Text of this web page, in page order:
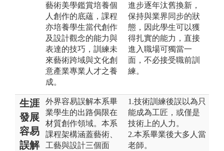
藝術美學鑑賞培養個
人創作的底蘊，課程
亦培養學生當代創作
及設計觀念的能力與
表達的技巧，訓練未
來藝術跨域與文化創
意產業專業人才之養
成。
進步逐年汰舊換新，
保持與業界同步的狀
態，因此學生可以獲
得扎實的能力，直接
進入職場可獨當一
面，不必接受職前訓
練。
生涯
發展
容易
誤解
外界容易誤解本系畢
業學生的出路侷限在
材質創作領域。本系
課程架構涵蓋藝術、
工藝與設計三個面
1.技術訓練後誤以為只
能成為工匠，或僅是
技術上的人力。
2.本系畢業後大多人當
老師。